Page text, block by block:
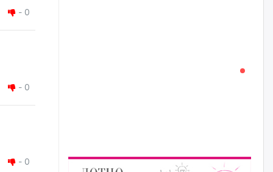
- 0
- 0
- 0
эцсийн гэрээг есдүгээр сард
барилга угсралтын ажил
үргэлжилж байна